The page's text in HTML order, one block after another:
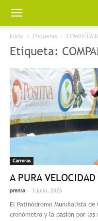
Worldskate
America
Inicio Etiquetas COMPAÑÍA
Etiqueta:
Carreras
A PURA
prensa - 3 julio, 2025
El Patinódromo Mundialista
cronómetro y la pasión por